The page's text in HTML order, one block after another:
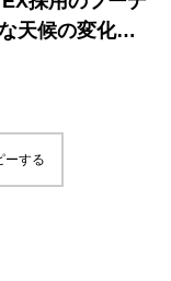
天候の変化に
風合いの素材
もポイントの
ーする